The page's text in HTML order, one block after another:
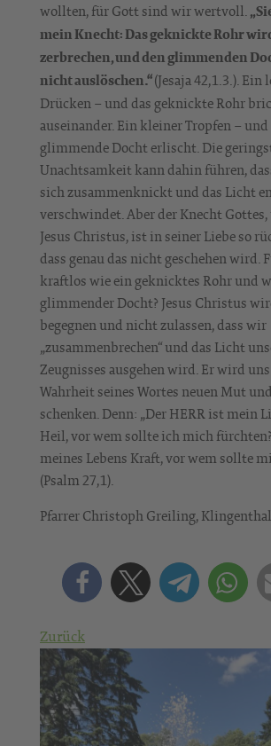
wollten, für Gott sind wir wertvoll.
mein Knecht: Das geknickte Rohr
zerbrechen, und den glimmenden
nicht auslöschen.“(Jesaja 42,1.3.). Ein
Drücken – und das geknickte Rohr
auseinander. Ein kleiner Tropfen –
glimmende Docht erlischt. Die
Unachtsamkeit kann dahin führen,
sich zusammenknickt und das Licht
verschwindet. Aber der Knecht
Jesus Christus, ist in seiner Liebe so
dass genau das nicht geschehen wird.
kraftlos wie ein geknicktes Rohr und
glimmender Docht? Jesus Christus
begegnen und nicht zulassen, dass wir
„zusammenbrechen“ und das Licht
Zeugnisses ausgehen wird. Er wird
Wahrheit seines Wortes neuen Mut
schenken. Denn: „Der HERR ist mein
Heil, vor wem sollte ich mich
meines Lebens Kraft, vor wem sollte
(Psalm 27,1).
Pfarrer Christoph Greiling, Klingenthal
Zurück